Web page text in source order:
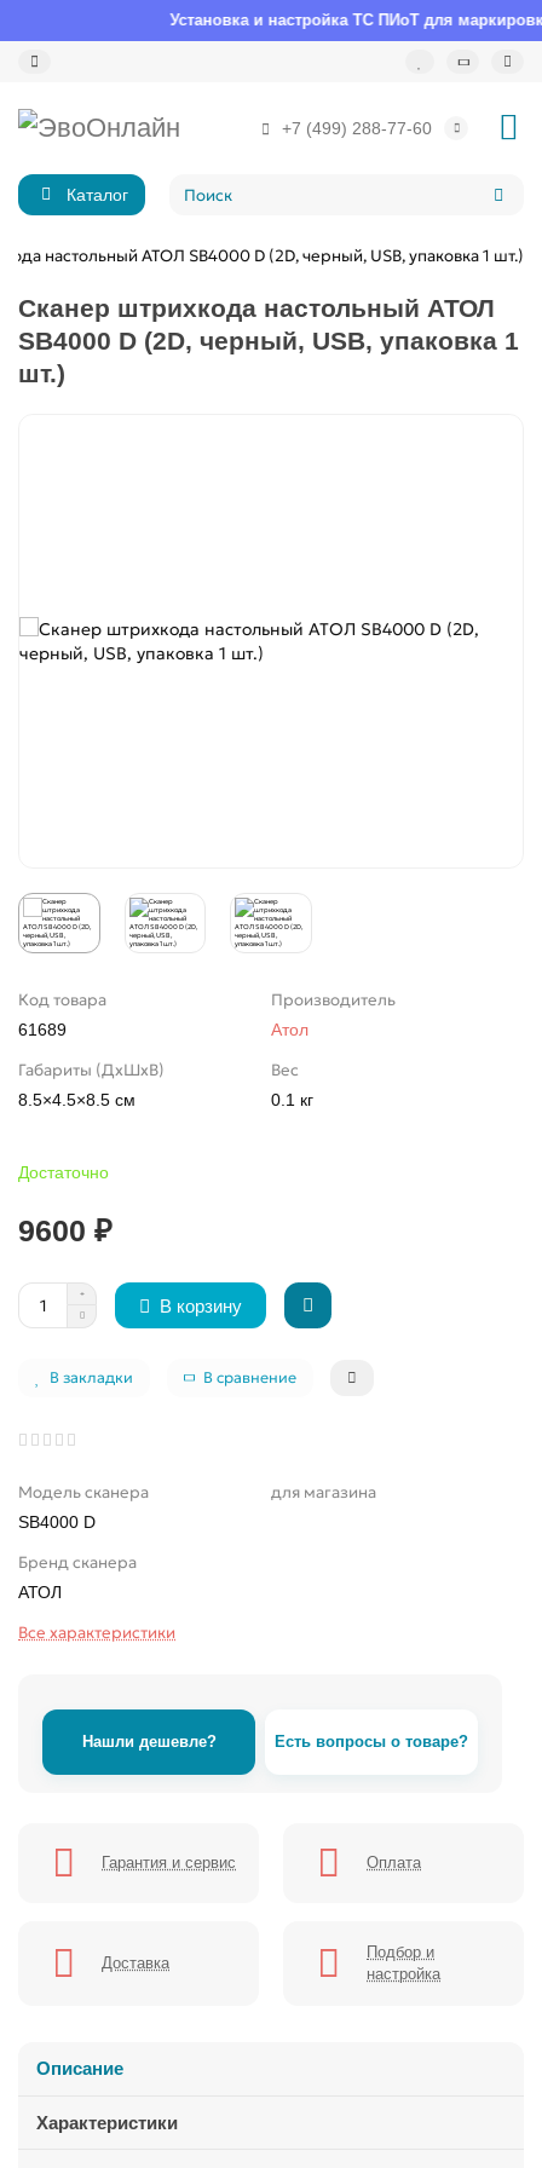
Установка и настройка ТС ПИоТ для
+7 (499) 288-77-60
Каталог
настольный АТОЛ SB4000 D (2D, черный, USB, упаковка 1 шт.)
Сканер штрихкода настольный АТОЛ
SB4000 D (2D, черный, USB, упаковка 1
шт.)
Код товара
61689
Производитель
Атол
Габариты (ДхШхВ)
8.5×4.5×8.5 см
Вес
0.1 кг
Достаточно
9600 ₽
В корзину
В закладки В сравнение
Модель сканера
SB4000 D
для магазина
Бренд сканера
АТОЛ
Все характеристики
Нашли дешевле? Есть вопросы о товаре?
Гарантия и сервис Оплата
Доставка
Подбор и
настройка
Описание
Характеристики